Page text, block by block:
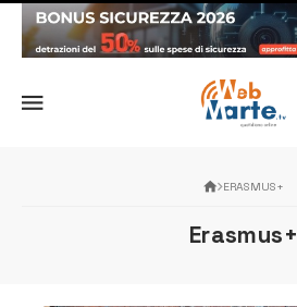
ERASMUS+
Erasmus+